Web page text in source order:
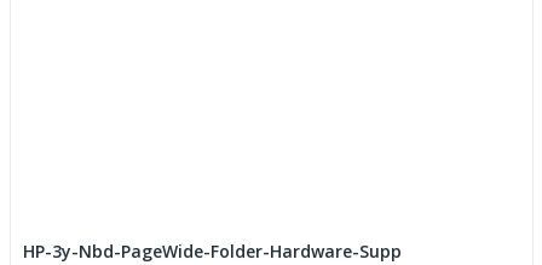
HP-3y-Nbd-PageWide-Folder-Hardware-Supp